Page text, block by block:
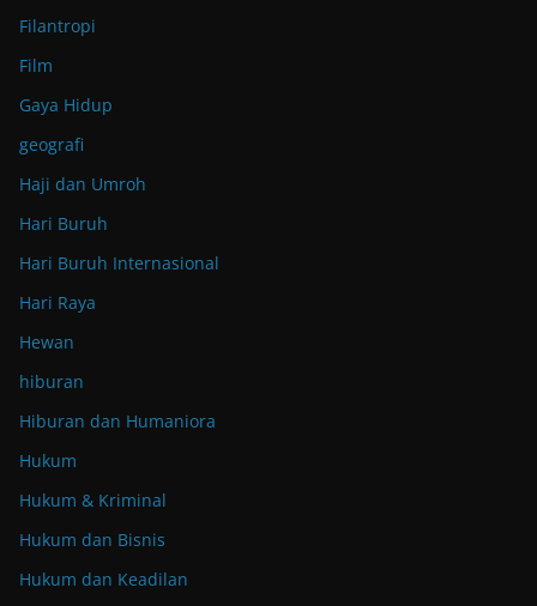
Filantropi
Film
Gaya Hidup
geografi
Haji dan Umroh
Hari Buruh
Hari Buruh Internasional
Hari Raya
Hewan
hiburan
Hiburan dan Humaniora
Hukum
Hukum & Kriminal
Hukum dan Bisnis
Hukum dan Keadilan